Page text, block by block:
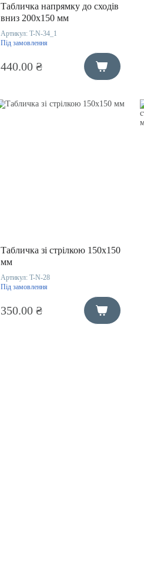
Табличка напрямку до сходів
вниз 200х150 мм
Артикул: T-N-34_1
Під замовлення
440.00 ₴
Табличка зі стрілкою 150х150
мм
Артикул: T-N-28
Під замовлення
350.00 ₴